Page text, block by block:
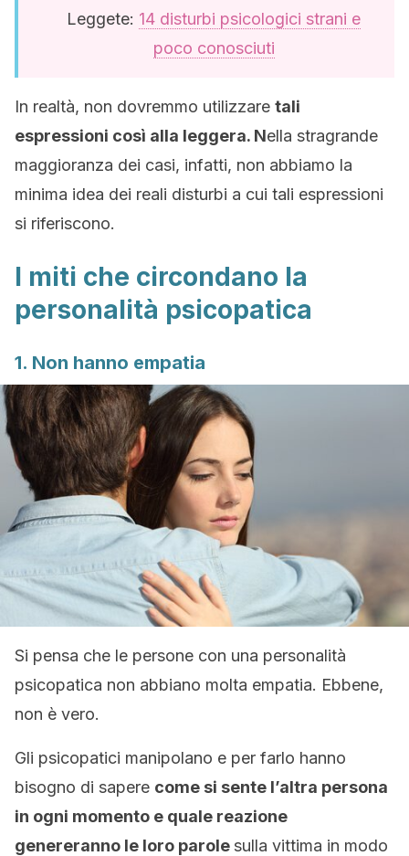
Leggete: 14 disturbi psicologici strani e
poco conosciuti
In realtà, non dovremmo utilizzare tali
espressioni così alla leggera. Nella stragrande
maggioranza dei casi, infatti, non abbiamo la
minima idea dei reali disturbi a cui tali espressioni
si riferiscono.
I miti che circondano la
personalità psicopatica
1. Non hanno empatia
Si pensa che le persone con una personalità
psicopatica non abbiano molta empatia. Ebbene,
non è vero.
Gli psicopatici manipolano e per farlo hanno
bisogno di sapere come si sente l’altra persona
in ogni momento e quale reazione
genereranno le loro parolesulla vittima in modo